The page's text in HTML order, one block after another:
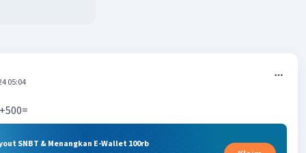
05:04
SNBT & Menangkan E-Wallet 100rb